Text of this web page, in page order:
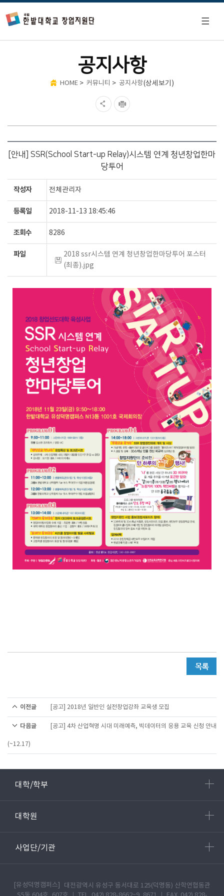
공지사항
HOME > 커뮤니티 > 공지사항(상세보기)
[안내] SSR(School Start-up Relay)시스템 연계 청년창업한마
당투어
작성자 전체관리자
등록일 2018-11-13 18:45:46
조회수 8286
파일
2018 ssr시스템 연계 청년창업한마당투어 포스터
(최종).jpg
이전글 [공고] 2018년 일반인 실전창업강좌 교육생 모집
다음글 [공고] 4차 산업혁명 시대 미래예측, 빅데이터의 응용 교육 신청 안내
(~12.17)
대학/학부
대학원
사업단/기관
[유성덕명캠퍼스]
대전광역시 유성구 동서대로 125(덕명동) 산학연협동관